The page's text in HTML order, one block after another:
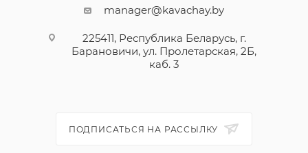
manager@kavachay.by
225411, Республика Беларусь, г.
Барановичи, ул. Пролетарская, 2Б,
каб. 3
ПОДПИСАТЬСЯ НА РАССЫЛКУ